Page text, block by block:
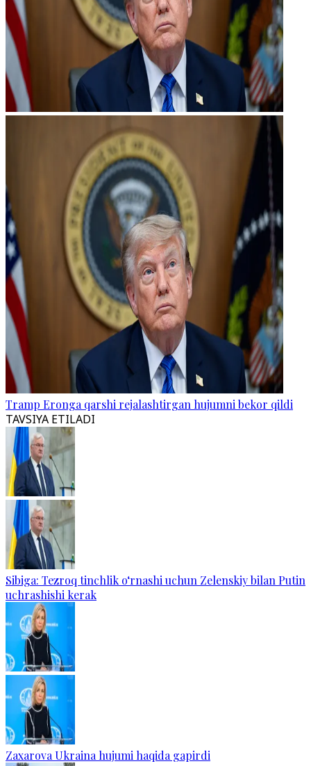
Tramp Eronga qarshi rejalashtirgan hujumni bekor qildi
TAVSIYA ETILADI
Sibiga: Tezroq tinchlik o‘rnashi uchun Zelenskiy bilan Putin
uchrashishi kerak
Zaxarova Ukraina hujumi haqida gapirdi